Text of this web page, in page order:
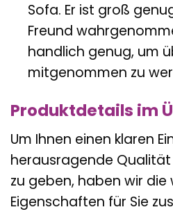
Sofa. Er ist groß
Freund
handlich genug, um
mitgenommen zu
Produktdetails im
Um Ihnen einen klaren
herausragende Qualität
zu geben, haben wir
Eigenschaften für Sie